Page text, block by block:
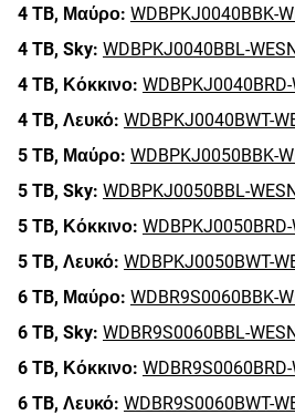
4 TB, Μαύρο: WDBPKJ0040BBK-
4 TB, Sky: WDBPKJ0040BBL-
4 TB, Κόκκινο: WDBPKJ0040BRD-
4 TB, Λευκό: WDBPKJ0040BWT-
5 TB, Μαύρο: WDBPKJ0050BBK-
5 TB, Sky: WDBPKJ0050BBL-
5 TB, Κόκκινο: WDBPKJ0050BRD-
5 TB, Λευκό: WDBPKJ0050BWT-
6 TB, Μαύρο: WDBR9S0060BBK-
6 TB, Sky: WDBR9S0060BBL-
6 TB, Κόκκινο: WDBR9S0060BRD-
6 TB, Λευκό: WDBR9S0060BWT-